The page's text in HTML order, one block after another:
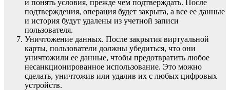
и понять условия, прежде чем подтверждать. После
подтверждения, операция будет закрыта, а все ее данные
и история будут удалены из учетной записи
пользователя.
Уничтожение данных. После закрытия виртуальной
карты, пользователи должны убедиться, что они
уничтожили ее данные, чтобы предотвратить любое
несанкционированное использование. Это можно
сделать, уничтожив или удалив их с любых цифровых
устройств.